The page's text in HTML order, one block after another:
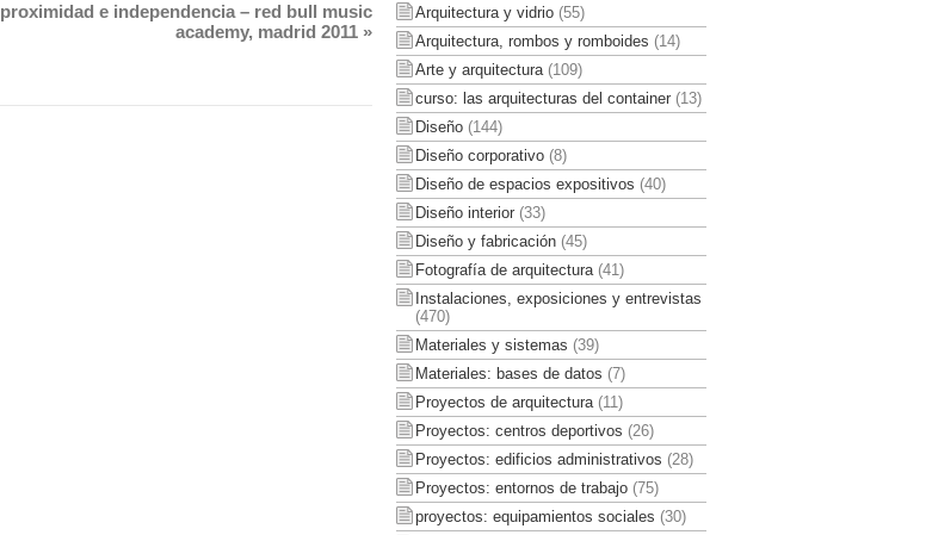
proximidad e independencia – red bull music
academy, madrid 2011 »
Arquitectura y vidrio(55)
Arquitectura, rombos y romboides (14)
Arte y arquitectura(109)
curso: las arquitecturas del container(13)
Diseño(144)
Diseño corporativo(8)
Diseño de espacios expositivos (40)
Diseño interior(33)
Diseño y fabricación(45)
Fotografía de arquitectura(41)
Instalaciones, exposiciones y entrevistas
(470)
Materiales y sistemas (39)
Materiales: bases de datos (7)
Proyectos de arquitectura(11)
Proyectos: centros deportivos (26)
Proyectos: edificios administrativos (28)
Proyectos: entornos de trabajo(75)
proyectos: equipamientos sociales (30)